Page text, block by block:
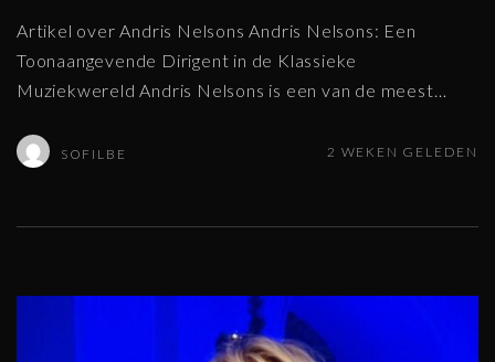
Artikel over Andris Nelsons Andris Nelsons: Een
Toonaangevende Dirigent in de Klassieke
Muziekwereld Andris Nelsons is een van de meest…
SOFILBE 2 WEKEN GELEDEN